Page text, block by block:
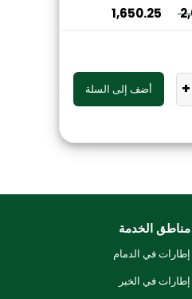
1,650.25
+ أضف إلى السلة
مناطق الخدمة
إطارات في الدمام
إطارات في الخبر